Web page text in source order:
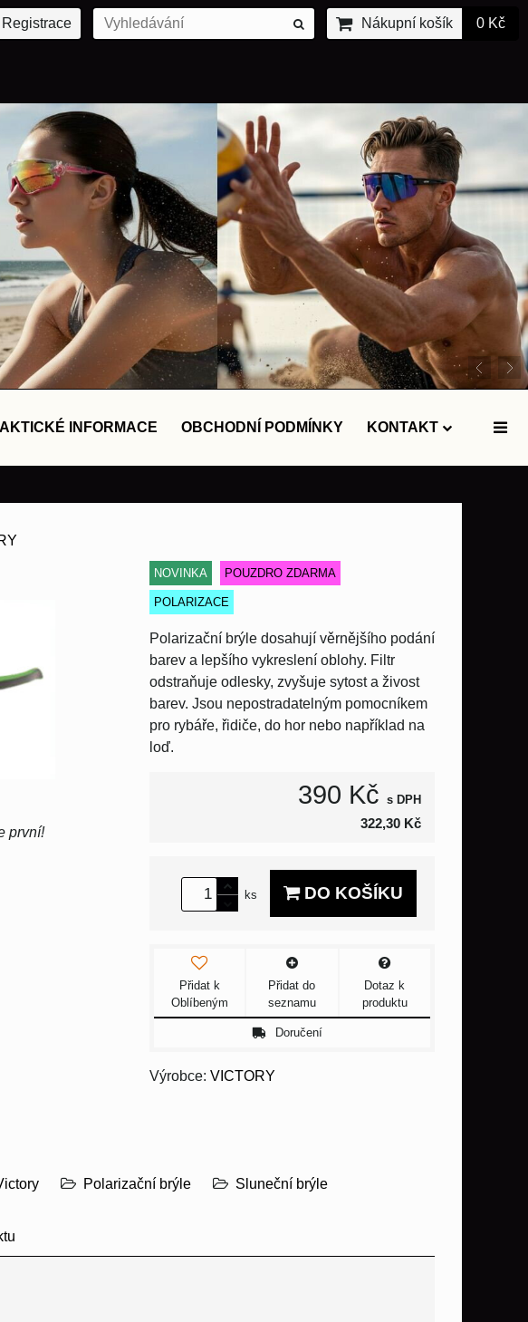
Nákupní košík 0 Kč
INFORMACE OBCHODNÍ PODMÍNKY KONTAKT
první!
NOVINKA POUZDRO ZDARMA
POLARIZACE
Polarizační brýle dosahují věrnějšího podání
barev a lepšího vykreslení oblohy. Filtr
odstraňuje odlesky, zvyšuje sytost a živost
barev. Jsou nepostradatelným pomocníkem
pro rybáře, řidiče, do hor nebo například na
loď.
390 Kč s DPH
322,30 Kč
ks DO KOŠÍKU
Přidat k
Oblíbeným
Přidat do
seznamu
Dotaz k
produktu
Doručení
Výrobce: VICTORY
Polarizační brýle Sluneční brýle